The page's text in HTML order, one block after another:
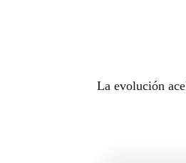
La evolución